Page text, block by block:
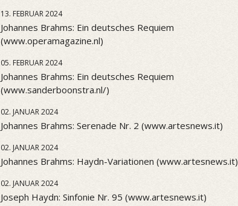
13. FEBRUAR 2024
Johannes Brahms: Ein deutsches Requiem
(www.operamagazine.nl)
05. FEBRUAR 2024
Johannes Brahms: Ein deutsches Requiem
(www.sanderboonstra.nl/)
02. JANUAR 2024
Johannes Brahms: Serenade Nr. 2 (www.artesnews.it)
02. JANUAR 2024
Johannes Brahms: Haydn-Variationen (www.artesnews.it)
02. JANUAR 2024
Joseph Haydn: Sinfonie Nr. 95 (www.artesnews.it)